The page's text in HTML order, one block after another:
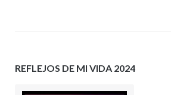
REFLEJOS DE MI VIDA 2024